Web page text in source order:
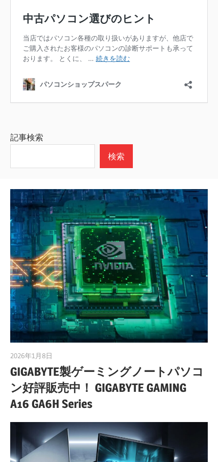
2026年1月8日
GIGABYTE製ゲーミングノートパソコ
ン好評販売中！ GIGABYTE GAMING
A16 GA6H Series
記事検索
検索